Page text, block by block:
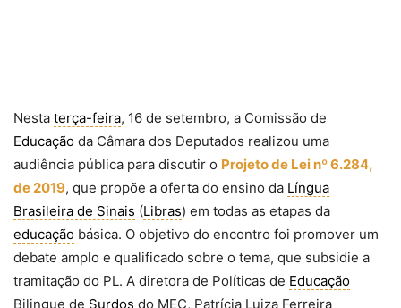
Nesta terça-feira, 16 de setembro, a Comissão de
Educação da Câmara dos Deputados realizou uma
audiência pública para discutir o Projeto de Lei nº 6.284,
de 2019, que propõe a oferta do ensino da Língua
Brasileira de Sinais (Libras) em todas as etapas da
educação básica. O objetivo do encontro foi promover um
debate amplo e qualificado sobre o tema, que subsidie a
tramitação do PL. A diretora de Políticas de Educação
Bilingue de Surdos do MEC, Patrícia Luiza Ferreira